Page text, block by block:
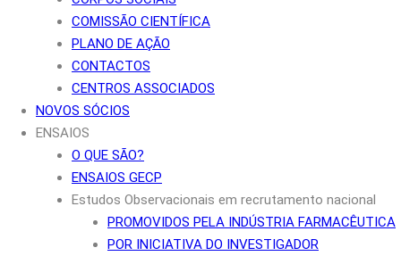
COMISSÃO CIENTÍFICA
PLANO DE AÇÃO
CONTACTOS
CENTROS ASSOCIADOS
NOVOS SÓCIOS
ENSAIOS
O QUE SÃO?
ENSAIOS GECP
Estudos Observacionais em recrutamento nacional
PROMOVIDOS PELA INDÚSTRIA FARMACÊUTICA
POR INICIATIVA DO INVESTIGADOR